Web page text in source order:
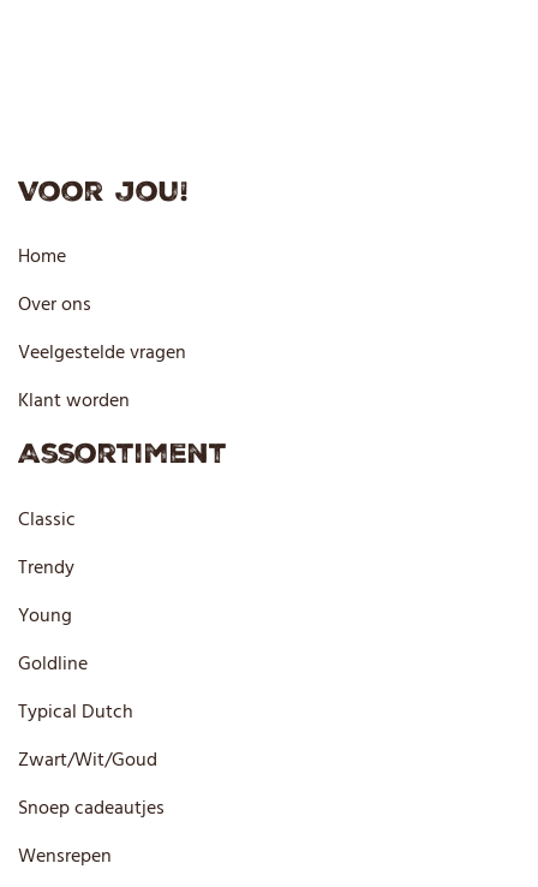
Voor jou!
Home
Over ons
Veelgestelde vragen
Klant worden
Assortiment
Classic
Trendy
Young
Goldline
Typical Dutch
Zwart/Wit/Goud
Snoep cadeautjes
Wensrepen